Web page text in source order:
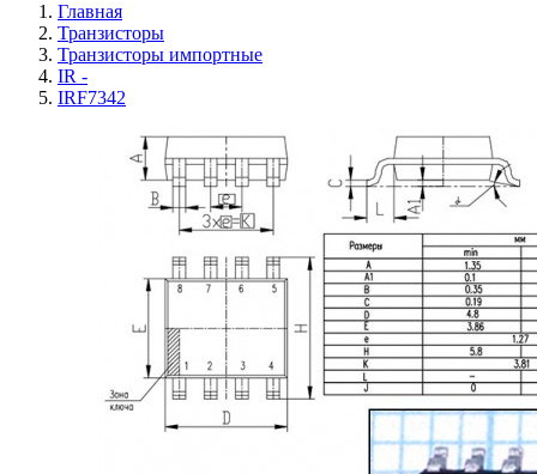
Главная
Транзисторы
Транзисторы импортные
IR -
IRF7342